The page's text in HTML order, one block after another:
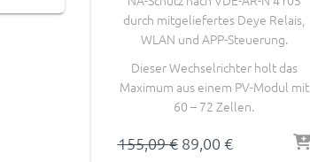
durch mitgeliefertes Deye Relais
WLAN und APP-Steuerung.
Dieser Wechselrichter holt das
Maximum aus einem PV-Modul mit
60 – 72 Zellen.
155,09€ Ursprünglicher
89,00 €Aktueller